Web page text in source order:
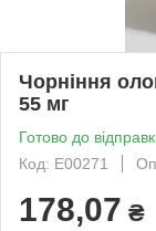
Чорніння
55 мг
Готово до
Код: Е00271
178,07 ₴